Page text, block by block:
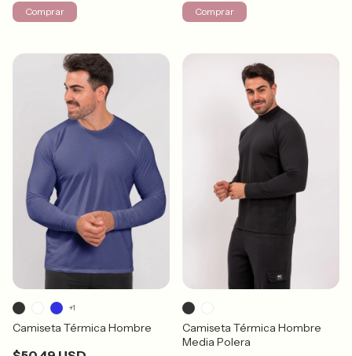
Comprar Comprar
Camiseta Térmica Hombre
+1
Camiseta Térmica Hombre
Media Polera